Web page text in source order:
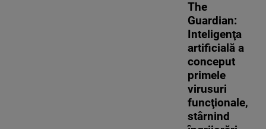
The
Guardian:
Inteligenţa
artificială a
conceput
primele
virusuri
funcţionale,
stârnind